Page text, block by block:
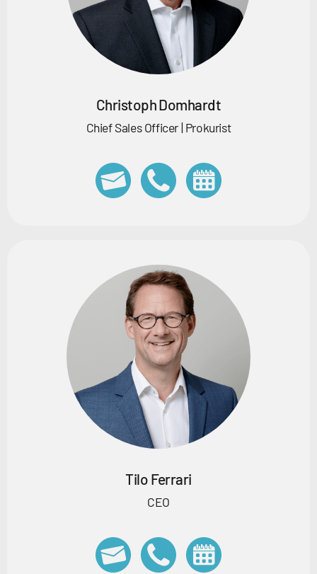
Christoph Domhardt
Chief Sales Officer | Prokurist
Tilo Ferrari
CEO